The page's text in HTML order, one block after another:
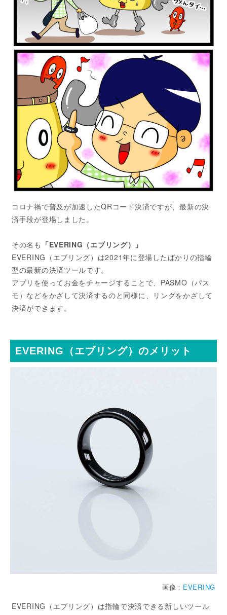
コロナ禍で普及が加速したQRコード決済ですが、最新の決
済手段が登場しました。
その名も 「EVERING（エブリング）」
EVERING（エブリング）は2021年に登場したばかりの指輪
型の最新の決済ツールです。
アプリを使ってお金をチャージすることで、PASMO（パス
モ）などをかざして決済するのと同様に、リングをかざして
決済ができます。
EVERING（エブリング）のメリット
画像： EVERING
EVERING（エブリング）は指輪で決済できる新しいツール